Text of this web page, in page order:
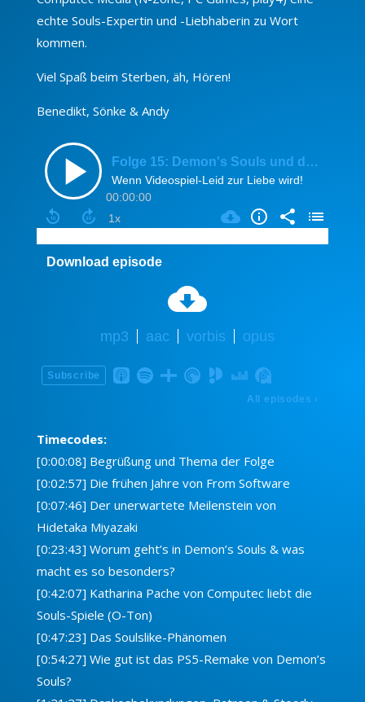
echte Souls-Expertin und -Liebhaberin zu Wort
kommen.
Viel Spaß beim Sterben, äh, Hören!
Benedikt, Sönke & Andy
Timecodes:
[0:00:08] Begrüßung und Thema der Folge
[0:02:57] Die frühen Jahre von From Software
[0:07:46] Der unerwartete Meilenstein von
Hidetaka Miyazaki
[0:23:43] Worum geht’s in Demon’s Souls & was
macht es so besonders?
[0:42:07] Katharina Pache von Computec liebt die
Souls-Spiele (O-Ton)
[0:47:23] Das Soulslike-Phänomen
[0:54:27] Wie gut ist das PS5-Remake von Demon’s
Souls?